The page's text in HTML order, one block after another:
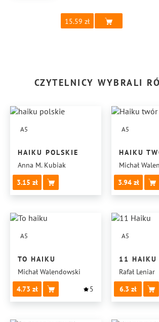
15.59
CZYTELNICY WYBRALI
A5
HAIKU POLSKIE
Anna M. Kubiak
3.15
A5
HAIKU
Michał
3.94
A5
TO HAIKU
Michał Walendowski
4.73
5
A5
11 HAIKU
Rafał Leniar
6.3